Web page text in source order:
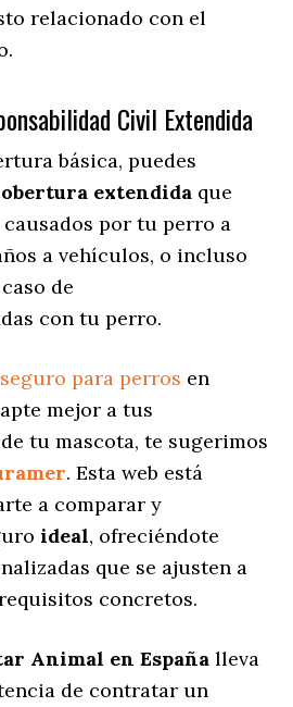
relacionado con el
Civil Extendida
básica, puedes
extendida que
por tu perro a
a vehículos, o incluso
de
con tu perro.
seguro para perros en
mejor a tus
tu mascota, te sugerimos
. Esta web está
a comparar y
ideal, ofreciéndote
que se ajusten a
concretos.
Animal en España lleva
de contratar un